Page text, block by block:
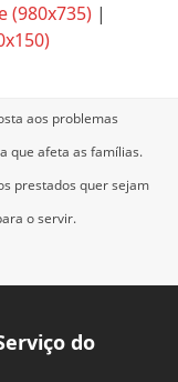
(980x735) |
aos problemas
que afeta as famílias.
prestados quer sejam
o servir.
do